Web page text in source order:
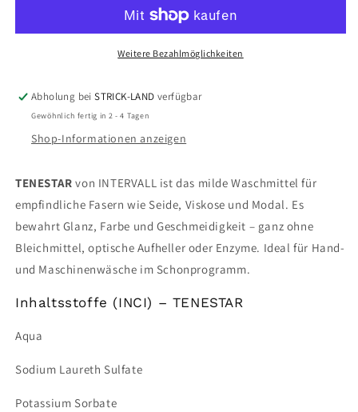
Seide,
Viscose
Reine
Seide,
Seiden-
Viscose
Weitere Bezahlmöglichkeiten
Abholung beiSTRICK-LAND verfügbar
Gewöhnlich fertig in 2 - 4 Tagen
Shop-Informationen anzeigen
TENESTAR von INTERVALL ist das milde Waschmittel für
empfindliche Fasern wie Seide, Viskose und Modal. Es
bewahrt Glanz, Farbe und Geschmeidigkeit – ganz ohne
Bleichmittel, optische Aufheller oder Enzyme. Ideal für Hand-
und Maschinenwäsche im Schonprogramm.
Inhaltsstoffe (INCI) – TENESTAR
Aqua
Sodium Laureth Sulfate
Potassium Sorbate